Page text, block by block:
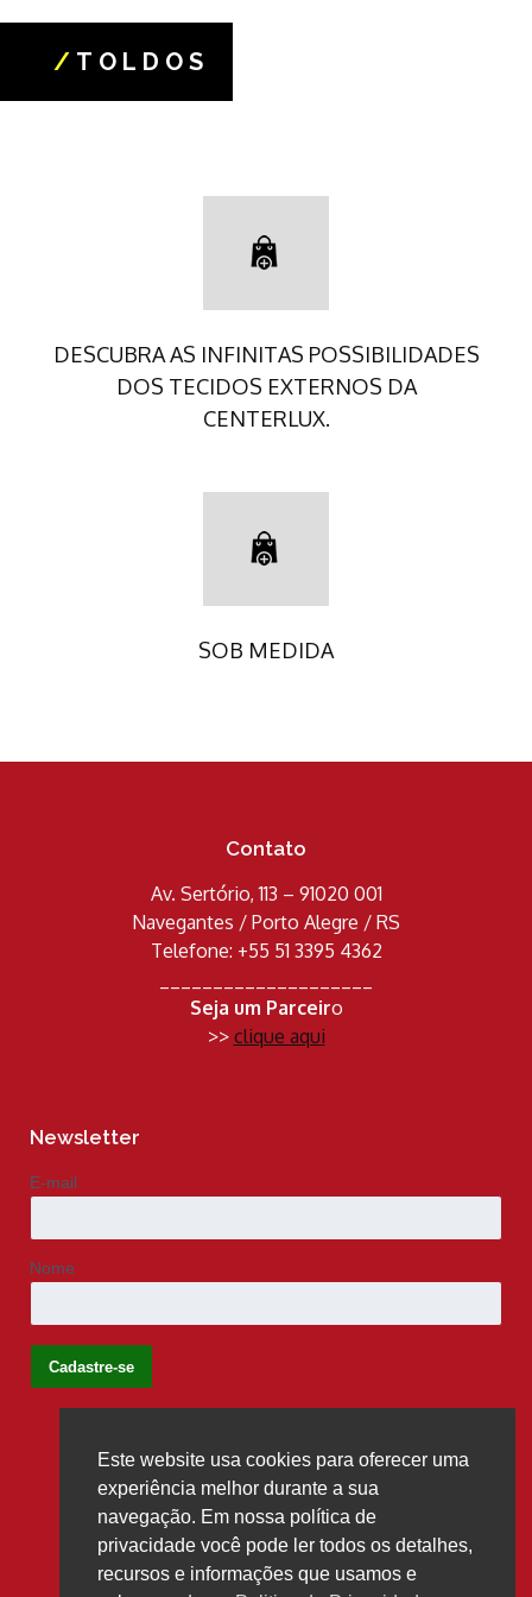
/ TOLDOS
DESCUBRA AS INFINITAS POSSIBILIDADES
DOS TECIDOS EXTERNOS DA
CENTERLUX.
SOB MEDIDA
Contato
Av. Sertório, 113 – 91020 001
Navegantes / Porto Alegre / RS
Telefone: +55 51 3395 4362
Seja um Parceiro
>> clique aqui
Newsletter
E-mail
Nome
Siga-nos
Este website usa cookies para oferecer uma
experiência melhor durante a sua
navegação. Em nossa política de
privacidade você pode ler todos os detalhes,
recursos e informações que usamos e